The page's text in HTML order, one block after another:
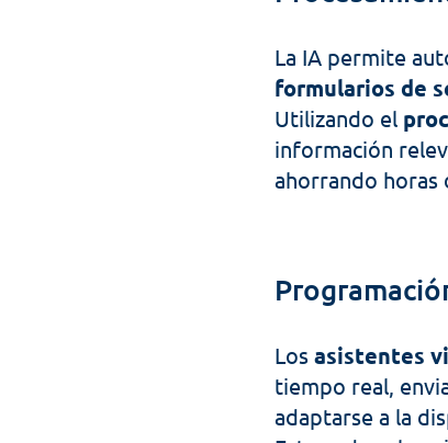
La IA permite
formularios de
Utilizando el
información
ahorrando horas
Los asistentes
tiempo real,
adaptarse a la